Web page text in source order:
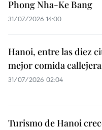
Phong Nha-Ke Bang
31/07/2026 14:00
Hanoi, entre las diez
mejor comida
31/07/2026 02:04
Turismo de Hanoi